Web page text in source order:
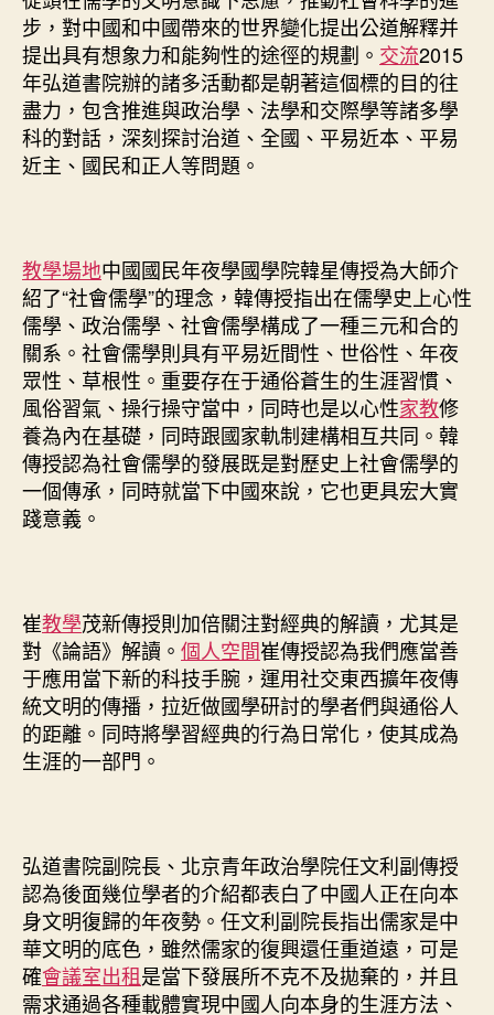
步，對中國和中國帶來的世界變化提出公道解釋并
提出具有想象力和能夠性的途徑的規劃。 交流2015
年弘道書院辦的諸多活動都是朝著這個標的目的往
盡力，包含推進與政治學、法學和交際學等諸多學
科的對話，深刻探討治道、全國、平易近本、平易
近主、國民和正人等問題。
教學場地中國國民年夜學國學院韓星傳授為大師介
紹了“社會儒學”的理念，韓傳授指出在儒學史上心性
儒學、政治儒學、社會儒學構成了一種三元和合的
關系。社會儒學則具有平易近間性、世俗性、年夜
眾性、草根性。重要存在于通俗蒼生的生涯習慣、
風俗習氣、操行操守當中，同時也是以心性家教修
養為內在基礎，同時跟國家軌制建構相互共同。韓
傳授認為社會儒學的發展既是對歷史上社會儒學的
一個傳承，同時就當下中國來說，它也更具宏大實
踐意義。
崔教學茂新傳授則加倍關注對經典的解讀，尤其是
對《論語》解讀。 個人空間崔傳授認為我們應當善
于應用當下新的科技手腕，運用社交東西擴年夜傳
統文明的傳播，拉近做國學研討的學者們與通俗人
的距離。同時將學習經典的行為日常化，使其成為
生涯的一部門。
弘道書院副院長、北京青年政治學院任文利副傳授
認為後面幾位學者的介紹都表白了中國人正在向本
身文明復歸的年夜勢。任文利副院長指出儒家是中
華文明的底色，雖然儒家的復興還任重道遠，可是
確會議室出租是當下發展所不克不及拋棄的，并且
需求通過各種載體實現中國人向本身的生涯方法、